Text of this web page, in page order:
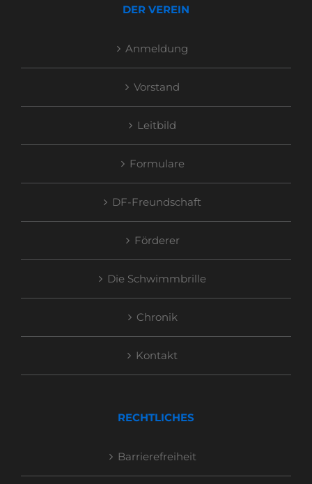
DER VEREIN
Anmeldung
Vorstand
Leitbild
Formulare
DF-Freundschaft
Förderer
Die Schwimmbrille
Chronik
Kontakt
RECHTLICHES
Barrierefreiheit